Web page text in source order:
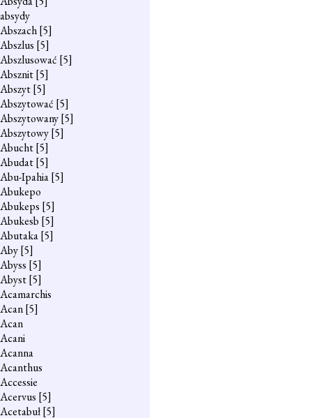
absydy
Abszach[5]
Abszlus [5]
Abszlusować [5]
Absznit[5]
Abszyt[5]
Abszytować [5]
Abszytowany[5]
Abszytowy[5]
Abucht[5]
Abudat[5]
Abu-Ipahia[5]
Abukepo
Abukeps [5]
Abukesb [5]
Abutaka[5]
Aby[5]
Abyss [5]
Abyst[5]
Acamarchis
Acan[5]
Acan
Acani
Acanna
Acanthus
Accessie
Acervus [5]
Acetabuł[5]